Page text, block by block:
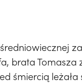
brata Tomasza
śmiercią